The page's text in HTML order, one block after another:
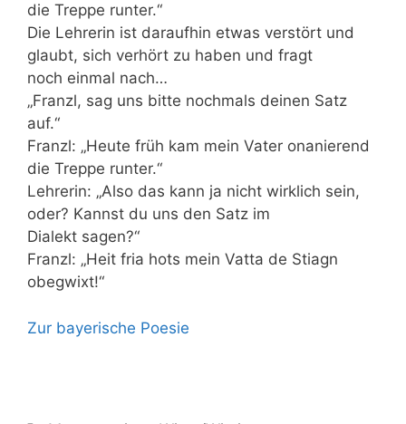
die Treppe runter.“
Die Lehrerin ist daraufhin etwas verstört und
glaubt, sich verhört zu haben und fragt
noch einmal nach…
„Franzl, sag uns bitte nochmals deinen Satz
auf.“
Franzl: „Heute früh kam mein Vater onanierend
die Treppe runter.“
Lehrerin: „Also das kann ja nicht wirklich sein,
oder? Kannst du uns den Satz im
Dialekt sagen?“
Franzl: „Heit fria hots mein Vatta de Stiagn
obegwixt!“
Zur bayerische Poesie